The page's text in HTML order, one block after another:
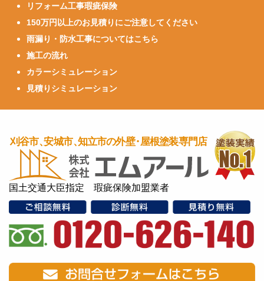
リフォーム工事瑕疵保険
150万円以上のお見積りにご注意してください
雨漏り・防水工事についてはこちら
施工の流れ
カラーシミュレーション
見積りシミュレーション
国土交通大臣指定 瑕疵保険加盟業者